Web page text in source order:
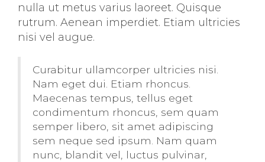
nulla ut metus varius laoreet. Quisque
rutrum. Aenean imperdiet. Etiam ultricies
nisi vel augue.
Curabitur ullamcorper ultricies nisi.
Nam eget dui. Etiam rhoncus.
Maecenas tempus, tellus eget
condimentum rhoncus, sem quam
semper libero, sit amet adipiscing
sem neque sed ipsum. Nam quam
nunc, blandit vel, luctus pulvinar,